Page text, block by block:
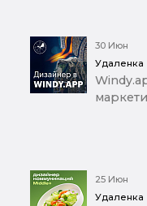
30 Июн
Удаленка
25 Июн
Удаленка